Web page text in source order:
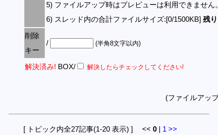
5) ファイルアップ時はプレビューは利用できません
6) スレッド内の合計ファイルサイズ:[0/1500KB] 残
削除
キー
/ (半角8文字以内)
解決済み! BOX/ 解決したらチェックしてください!
(ファイルアッ
[ トピック内全27記事(1-20 表示) ] << 0 | 1 >>